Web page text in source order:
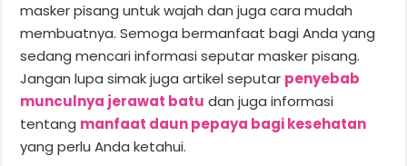
masker pisang untuk wajah dan juga cara mudah
membuatnya. Semoga bermanfaat bagi Anda yang
sedang mencari informasi seputar masker pisang.
Jangan lupa simak juga artikel seputar penyebab
munculnya jerawat batu dan juga informasi
tentang manfaat daun pepaya bagi kesehatan
yang perlu Anda ketahui.